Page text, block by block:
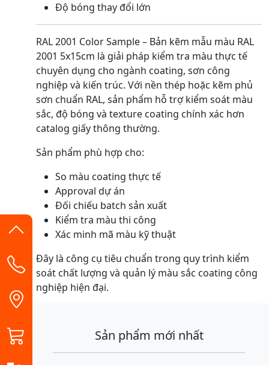
Độ bóng thay đổi lớn
RAL 2001 Color Sample – Bản kẽm mẫu màu RAL
2001 5x15cm là giải pháp kiểm tra màu thực tế
chuyên dụng cho ngành coating, sơn công
nghiệp và kiến trúc. Với nền thép hoặc kẽm phủ
sơn chuẩn RAL, sản phẩm hỗ trợ kiểm soát màu
sắc, độ bóng và texture coating chính xác hơn
catalog giấy thông thường.
Sản phẩm phù hợp cho:
So màu coating thực tế
Approval dự án
Đối chiếu batch sản xuất
Kiểm tra màu thi công
Xác minh mã màu kỹ thuật
Đây là công cụ tiêu chuẩn trong quy trình kiểm
soát chất lượng và quản lý màu sắc coating công
nghiệp hiện đại.
Sản phẩm mới nhất